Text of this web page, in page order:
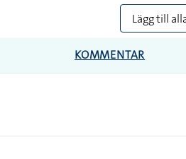
Lägg till
KOMMENTAR